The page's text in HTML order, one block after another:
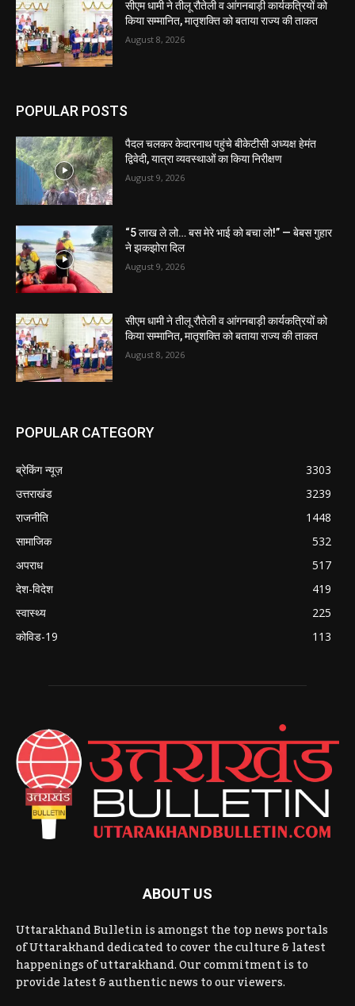
सीएम धामी ने तीलू रौतेली व आंगनबाड़ी कार्यकत्रियों को
किया सम्मानित, मातृशक्ति को बताया राज्य की ताकत
August 8, 2026
POPULAR POSTS
पैदल चलकर केदारनाथ पहुंचे बीकेटीसी अध्यक्ष हेमंत
द्विवेदी, यात्रा व्यवस्थाओं का किया निरीक्षण
August 9, 2026
“5 लाख ले लो… बस मेरे भाई को बचा लो!” — बेबस गुहार
ने झकझोरा दिल
August 9, 2026
सीएम धामी ने तीलू रौतेली व आंगनबाड़ी कार्यकत्रियों को
किया सम्मानित, मातृशक्ति को बताया राज्य की ताकत
August 8, 2026
POPULAR CATEGORY
ब्रेकिंग न्यूज़
3303
उत्तराखंड
3239
राजनीति
1448
सामाजिक
532
अपराध
517
देश-विदेश
419
स्वास्थ्य
225
कोविड-19
113
ABOUT US
Uttarakhand Bulletin is amongst the top news portals
of Uttarakhand dedicated to cover the culture & latest
happenings of uttarakhand. Our commitment is to
provide latest & authentic news to our viewers.